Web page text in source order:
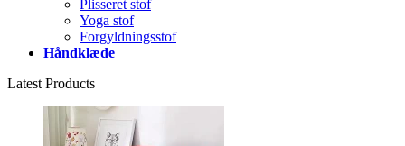
Plisseret stof
Yoga stof
Forgyldningsstof
Håndklæde
Latest Products